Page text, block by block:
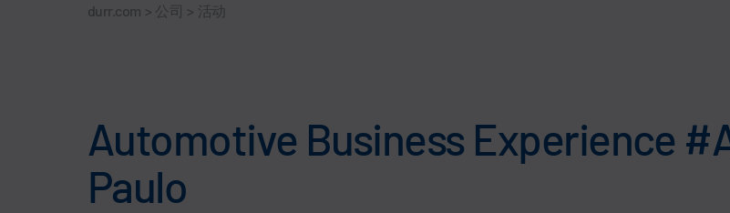
durr.com > 公司 > 活动
Automotive Business Experience
Paulo